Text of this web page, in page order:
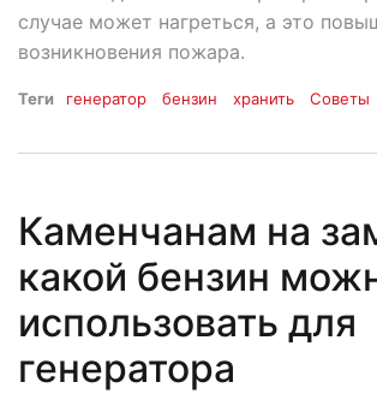
случае может нагреться, а это
возникновения пожара.
Теги генератор бензин хранить Советы
Каменчанам на
какой бензин
использовать для
генератора